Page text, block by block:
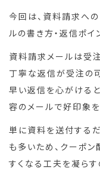
今回は、資料請求へ
ルの書き方・返信ポイ
資料請求メールは受
丁寧な返信が受注の
早い返信を心がける
容のメールで好印象を
単に資料を送付する
も多いため、クーポ
すくなる工夫を凝らす